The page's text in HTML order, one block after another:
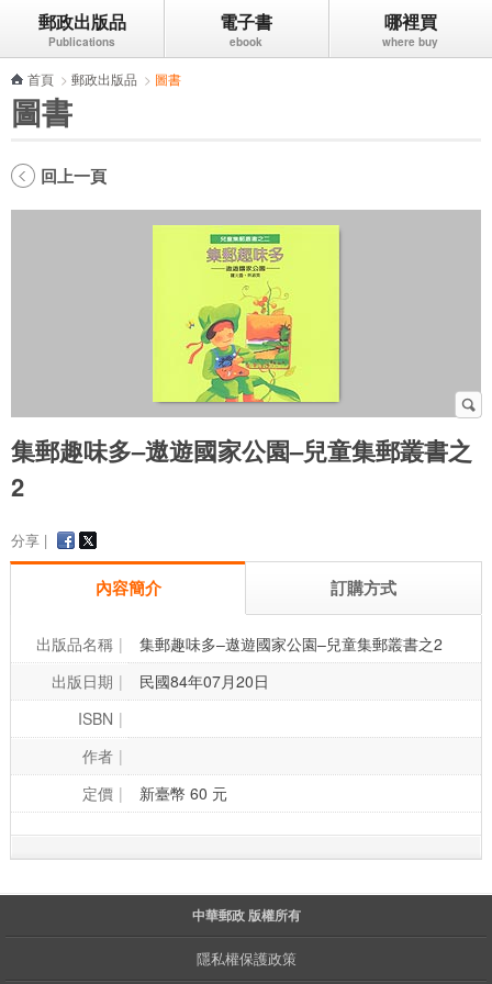
跳到主要內容區塊
郵政出版品 電子書 哪裡買
首頁 > 郵政出版品 > 圖書
圖書
回上一頁
集郵趣味多–遨遊國家公園–兒童集郵叢書之
2
分享 |
內容簡介 訂購方式
出版品名稱
集郵趣味多–遨遊國家公園–兒童集郵叢書之2
出版日期
民國84年07月20日
ISBN
作者
定價
新臺幣 60 元
中華郵政 版權所有
隱私權保護政策